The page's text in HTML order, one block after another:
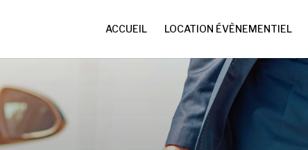
ACCUEIL LOCATION ÉVÈNEMENTIEL